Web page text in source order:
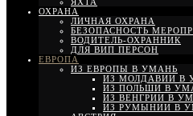
ОХРАНА
ЛИЧНАЯ ОХРАНА
БЕЗОПАСНОСТЬ
ВОДИТЕЛЬ-ОХРАННИК
ДЛЯ ВИП ПЕРСОН
ЕВРОПА
ИЗ ЕВРОПЫ В УМАНЬ
ИЗ МОЛДАВИИ В
ИЗ ПОЛЬШИ В
ИЗ ВЕНГРИИ В
ИЗ РУМЫНИИ В